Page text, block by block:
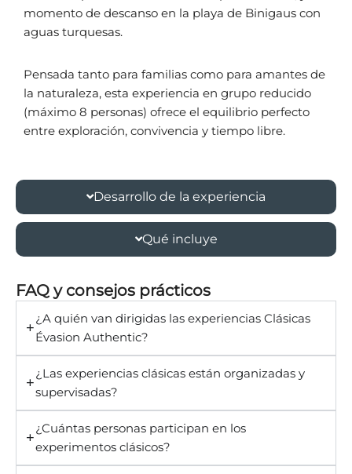
momento de descanso en la playa de Binigaus con
aguas turquesas.
Pensada tanto para familias como para amantes de
la naturaleza, esta experiencia en grupo reducido
(máximo 8 personas) ofrece el equilibrio perfecto
entre exploración, convivencia y tiempo libre.
Desarrollo de la experiencia
Qué incluye
FAQ y consejos prácticos
¿A quién van dirigidas las experiencias Clásicas
Évasion Authentic?
¿Las experiencias clásicas están organizadas y
supervisadas?
¿Cuántas personas participan en los
experimentos clásicos?